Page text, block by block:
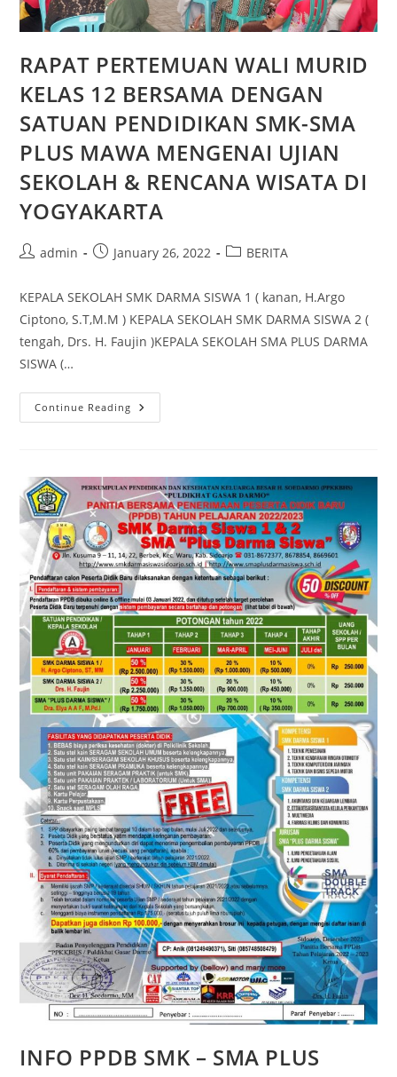
RAPAT PERTEMUAN WALI MURID
KELAS 12 BERSAMA DENGAN
SATUAN PENDIDIKAN SMK-SMA
PLUS MAWA MENGENAI UJIAN
SEKOLAH & RENCANA WISATA DI
YOGYAKARTA
Postadmin
PostJanuary 26, 2022
PostBERITA
KEPALA SEKOLAH SMK DARMA SISWA 1 ( kanan, H.Argo
Ciptono, S.T,M.M ) KEPALA SEKOLAH SMK DARMA SISWA 2 (
tengah, Drs. H. Faujin )KEPALA SEKOLAH SMA PLUS DARMA
SISWA (…
Continue Reading RAPAT
PERTEMUAN
BERSAMA
DENGAN
SATUAN
PENDIDIKAN
SMK-
SMA
PLUS
MAWA
MENGENAI
UJIAN
SEKOLAH
&
RENCANA
WISATA
DI
YOGYAKARTA
INFO PPDB SMK – SMA PLUS